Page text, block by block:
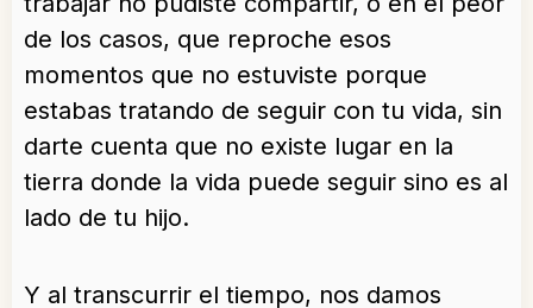
de los casos, que reproche esos
momentos que no estuviste porque
estabas tratando de seguir con tu vida, sin
darte cuenta que no existe lugar en la
tierra donde la vida puede seguir sino es al
lado de tu hijo.
Y al transcurrir el tiempo, nos damos